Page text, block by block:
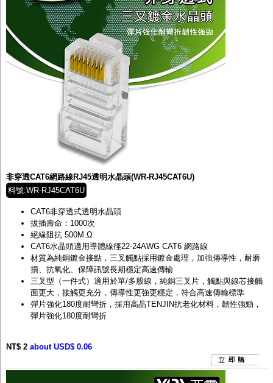
非穿透CAT6網路線RJ45透明水晶頭(WR-RJ45CAT6U)
料號:WR-RJ45CAT6U
CAT6非穿透式透明水晶頭
拔插壽命：1000次
絕緣阻抗 500M.Ω
CAT6水晶頭適用導體線徑22-24AWG CAT6 網路線
材質為純銅鍍金接點，三叉觸點採用鍍金處理，加強傳導性，耐磨
損、抗氧化、保障訊號長期穩定高速傳輸
三叉型（一件式）適用於單/多股線，純銅三叉片，觸點與線芯接觸
面更大，接觸更充分，傳導性更強更穩定，符合高速傳輸標準
彈片強化180度耐彎折，採用高晶TENJIN抗老化材料，韌性強勁，
彈片強化180度耐彎折
NT$ 2 about USD$ 0.06